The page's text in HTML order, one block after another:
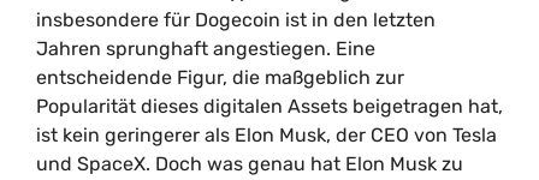
insbesondere für Dogecoin ist in den letzten
Jahren sprunghaft angestiegen. Eine
entscheidende Figur, die maßgeblich zur
Popularität dieses digitalen Assets beigetragen hat,
ist kein geringerer als Elon Musk, der CEO von Tesla
und SpaceX. Doch was genau hat Elon Musk zu